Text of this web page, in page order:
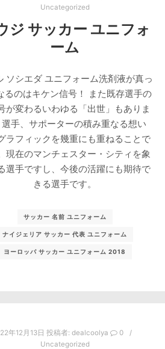
Uncategorized
ジ サッカー ユニフォ
ーム
ソシエダ ユニフォーム洗剤液が真っ
るのはキケン信号！ また既存選手の
が変わるいわゆる「出世」もありま
手、サポーターの積み重なる想い
ラフィックを幾重にも重ねることで
現在のマンチェスター・シティを象
選手ですし、今後の活躍にも期待で
きる選手です。
サッカー 名前 ユニフォーム
ナイジェリア サッカー 代表 ユニフォーム
ヨーロッパ サッカー ユニフォーム 2018
年12月13日 投稿者:dealcoolya
0
Uncategorized